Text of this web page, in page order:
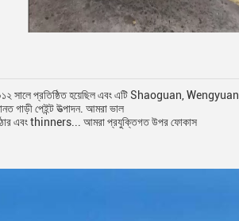
প্রতিষ্ঠিত হয়েছিল এবং এটি Shaoguan, Wengyuan,
গাড়ী পেইন্ট উত্পাদন. আমরা ভাল
এবং thinners... আমরা প্রযুক্তিগত উপর ফোকাস